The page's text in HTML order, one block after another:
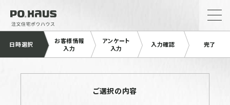
日時選択
お客様情報
入力
アンケート
入力
入力確認 完了
ご選択の内容